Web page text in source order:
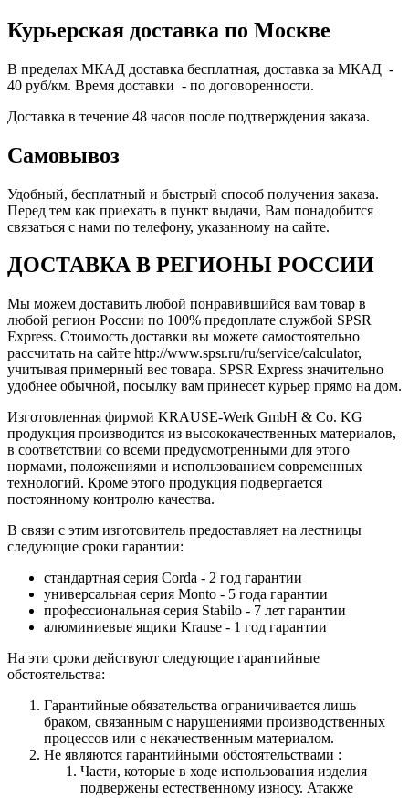
Курьерская доставка по Москве
В пределах МКАД доставка бесплатная, доставка за МКАД -
40 руб/км. Время доставки - по договоренности.
Доставка в течение 48 часов после подтверждения заказа.
Самовывоз
Удобный, бесплатный и быстрый способ получения заказа.
Перед тем как приехать в пункт выдачи, Вам понадобится
связаться с нами по телефону, указанному на сайте.
ДОСТАВКА В РЕГИОНЫ РОССИИ
Мы можем доставить любой понравившийся вам товар в
любой регион России по 100% предоплате службой SPSR
Express. Стоимость доставки вы можете самостоятельно
рассчитать на сайте http://www.spsr.ru/ru/service/calculator,
учитывая примерный вес товара. SPSR Express значительно
удобнее обычной, посылку вам принесет курьер прямо на дом.
Изготовленная фирмой KRAUSE-Werk GmbH & Со. KG
продукция производится из высококачественных материалов,
в соответствии со всеми предусмотренными для этого
нормами, положениями и использованием современных
технологий. Кроме этого продукция подвергается
постоянному контролю качества.
В связи с этим изготовитель предоставляет на лестницы
следующие сроки гарантии:
стандартная серия Corda - 2 год гарантии
универсальная серия Monto - 5 года гарантии
профессиональная серия Stabilo - 7 лет гарантии
алюминиевые ящики Krause - 1 год гарантии
На эти сроки действуют следующие гарантийные
обстоятельства:
Гарантийные обязательства ограничивается лишь
браком, связанным с нарушениями производственных
процессов или с некачественным материалом.
Не являются гарантийными обстоятельствами :
Части, которые в ходе использования изделия
подвержены естественному износу. Атакже